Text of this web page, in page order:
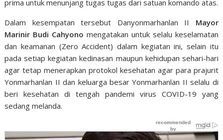
prima untuk menunjang tugas tugas dari satuan komando atas.
Dalam kesempatan tersebut Danyonmarhanlan II Mayor
Marinir Budi Cahyono mengatakan untuk selalu keselamatan
dan keamanan (Zero Accident) dalam kegiatan ini, selain itu
pada setiap kegiatan kedinasan maupun kehidupan sehari-hari
agar tetap menerapkan protokol kesehatan agar para prajurit
Yonmarhanlan II dan keluarga besar Yonmarhanlan II selalu di
beri kesehatan di tengah pandemi virus COVID-19 yang
sedang melanda.